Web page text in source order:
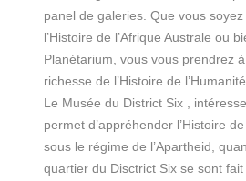
panel de galeries. Que vous
l’Histoire de l’Afrique Australe ou
Planétarium, vous vous prendrez
richesse de l’Histoire de l’Humanité.
Le Musée du District Six ,
permet d’appréhender l’Histoire
sous le régime de l’Apartheid,
quartier du Disctrict Six se sont